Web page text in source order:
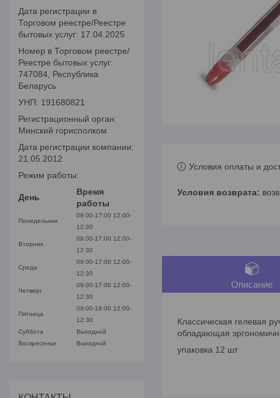
Условия оплаты и
Описание
Классическая гелевая
обладающая
упаковка 12 шт
Дата регистрации в
Торговом реестре/Реестре
бытовых услуг: 17.04.2025
Номер в Торговом реестре/
Реестре бытовых услуг:
747084, Республика
Беларусь
УНП: 191680821
Регистрационный орган:
Минский горисполком
Дата регистрации компании:
21.05.2012
Режим работы:
День
Время
работы
Понедельник
09:00-17:00 12:00-
12:30
Вторник
09:00-17:00 12:00-
12:30
Среда
09:00-17:00 12:00-
12:30
Четверг
09:00-17:00 12:00-
12:30
Пятница
09:00-16:00 12:00-
12:30
Суббота
Выходной
Воскресенье
Выходной